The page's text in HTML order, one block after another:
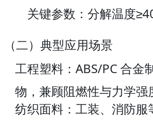
关键参数：分解温度
（二）典型应用场景
工程塑料：ABS/PC 合金
物，兼顾阻燃性与力学强
纺织面料：工装、消防